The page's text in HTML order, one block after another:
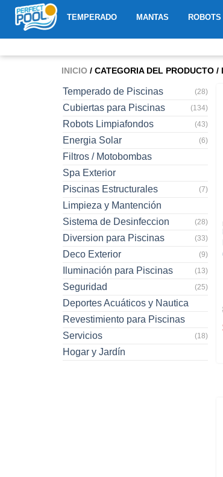
TEMPERADO
ABRIR TEMPERADO
MANTAS ABRIRROBOTS
INICIO / CATEGORIA DEL PRODUCTO /
Temperado de Piscinas (28)
Cubiertas para Piscinas (134)
Robots Limpiafondos (43)
Energia Solar (6)
Filtros / Motobombas
Spa Exterior
Piscinas Estructurales
(7)
Limpieza y Mantención
Sistema de Desinfeccion
(28)
Diversion para Piscinas (33)
Deco Exterior (9)
Iluminación para Piscinas (13)
Seguridad (25)
Deportes Acuáticos y Nautica
Revestimiento para Piscinas
Servicios
(18)
Hogar y Jardín